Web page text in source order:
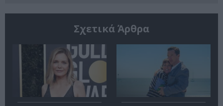
Σχετικά Άρθρα